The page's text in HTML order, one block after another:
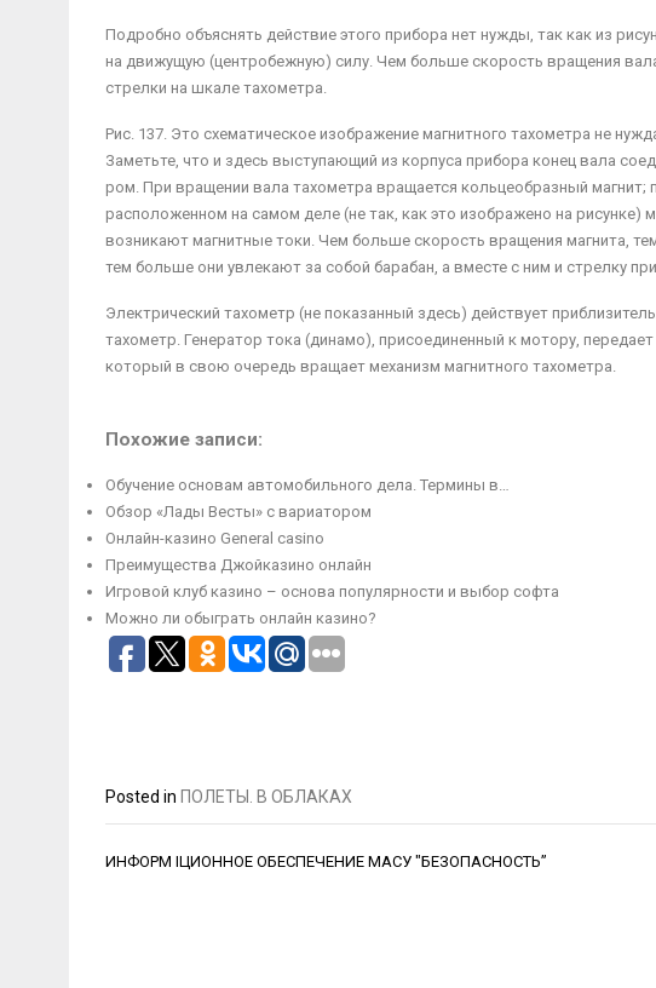
Подробно объяснять дей­ствие этого прибора нет нуж­ды, так как из
на движущую (центробежную) си­лу. Чем больше скорость вра­щения
стрелки на шкале тахометра.
Рис. 137. Это схемати­ческое изображение магнитно­го тахометра не
Заметьте, что и здесь выступающий из корпуса прибора конец вала
ром. При вращении вала тахо­метра вращается кольцеобраз­ный магнит;
расположенном на самом деле (не так, как это изображено на рисунке)
возникают магнитные токи. Чем больше скорость вра­щения магнита,
тем больше они увлекают за собой барабан, а вместе с ним и стрелку
Электрический тахометр (не показанный здесь) действует
тахометр. Генератор тока (динамо), при­соединенный к мотору,
который в свою очередь вращает механизм магнитного тахометра.
Похожие записи:
Обучение основам автомобильного дела. Термины в…
Обзор «Лады Весты» с вариатором
Онлайн-казино General casino
Преимущества Джойказино онлайн
Игровой клуб казино – основа популярности и выбор софта
Можно ли обыграть онлайн казино?
Posted in ПОЛЕТЫ. В ОБЛАКАХ
Навигация
ИНФОРМ ІЦИОННОЕ ОБЕСПЕЧЕНИЕ МАСУ "БЕЗОПАСНОСТЬ”